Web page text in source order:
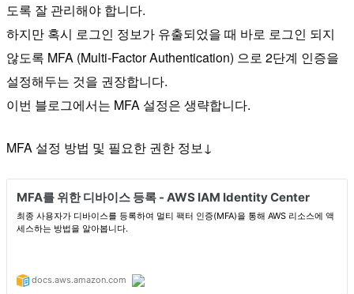
도록 잘 관리해야 합니다.
하지만 혹시 로그인 정보가 유출되었을 때 바로 로그인 되지
않도록 MFA (Multi-Factor Authentication) 으로 2단계 인증을
설정해두는 것을 권장합니다.
이번 블로그에서는 MFA 설정은 생략합니다.
MFA 설정 방법 및 필요한 권한 정보↓